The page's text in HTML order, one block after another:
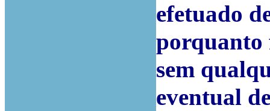
efetuado
porquanto
sem
eventual